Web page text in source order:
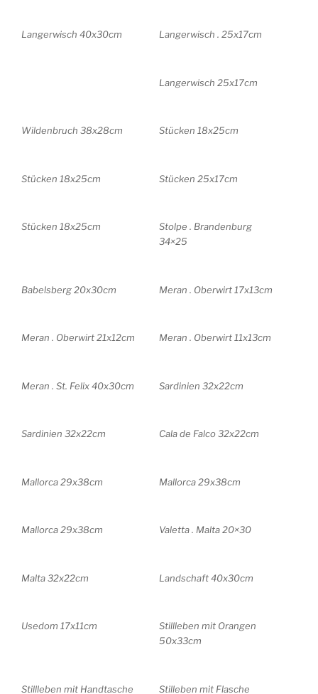
Langerwisch 40x30cm Langerwisch . 25x17cm
Langerwisch 25x17cm
Wildenbruch 38x28cm Stücken 18x25cm
Stücken 18x25cm Stücken 25x17cm
Stücken 18x25cm
Stolpe . Brandenburg
34×25
Babelsberg 20x30cm Meran . Oberwirt 17x13cm
Meran . Oberwirt 21x12cm Meran . Oberwirt 11x13cm
Meran . St. Felix 40x30cm Sardinien 32x22cm
Sardinien 32x22cm Cala de Falco 32x22cm
Mallorca 29x38cm Mallorca 29x38cm
Mallorca 29x38cm Valetta . Malta 20×30
Malta 32x22cm Landschaft 40x30cm
Usedom 17x11cm
Stillleben mit Orangen
50x33cm
Stillleben mit Handtasche
Stilleben mit Flasche